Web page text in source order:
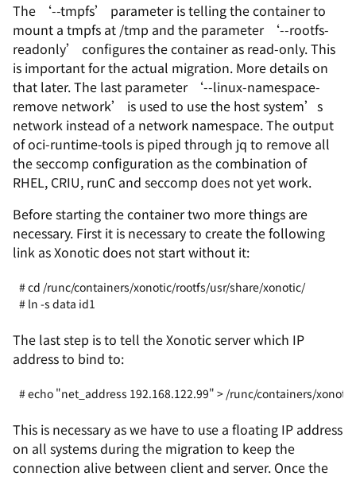
The ‘--tmpfs’ parameter is telling the container to
mount a tmpfs at /tmp and the parameter ‘--rootfs-
readonly’ configures the container as read-only. This
is important for the actual migration. More details on
that later. The last parameter ‘--linux-namespace-
remove network’ is used to use the host system’s
network instead of a network namespace. The output
ofoci-runtime-tools is piped through jq to remove all
theseccomp configuration as the combination of
RHEL, CRIU, runC and seccomp does not yet work.
Before starting the container two more things are
necessary. First it is necessary to create the following
link as Xonotic does not start without it:
# cd /runc/containers/xonotic/rootfs/usr/share/xonotic/
# ln -s data id1
The last step is to tell the Xonotic server which IP
address to bind to:
# echo "net_address 192.168.122.99" > /runc/containers/
This is necessary as we have to use a floating IP address
on all systems during the migration to keep the
connection alive between client and server. Once the